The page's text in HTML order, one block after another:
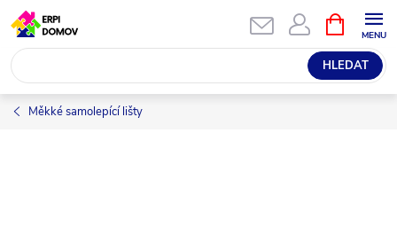
Přejít
na
obsah
HLEDAT
NÁKUPNÍ
KOŠÍK
Měkké samolepící lišty